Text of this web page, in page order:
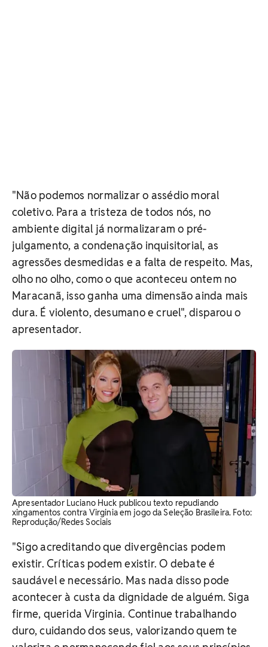
"Não podemos normalizar o assédio moral
coletivo. Para a tristeza de todos nós, no
ambiente digital já normalizaram o pré-
julgamento, a condenação inquisitorial, as
agressões desmedidas e a falta de respeito. Mas,
olho no olho, como o que aconteceu ontem no
Maracanã, isso ganha uma dimensão ainda mais
dura. É violento, desumano e cruel", disparou o
apresentador.
Apresentador Luciano Huck publicou texto repudiando
xingamentos contra Virginia em jogo da Seleção Brasileira. Foto:
Reprodução/Redes Sociais
"Sigo acreditando que divergências podem
existir. Críticas podem existir. O debate é
saudável e necessário. Mas nada disso pode
acontecer à custa da dignidade de alguém. Siga
firme, querida Virginia. Continue trabalhando
duro, cuidando dos seus, valorizando quem te